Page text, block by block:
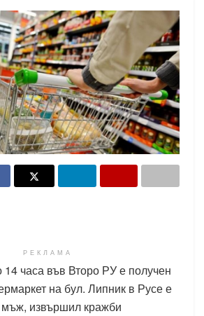
РЕКЛАМА
часа във Второ РУ е получен
на бул. Липник в Русе е
извършил кражби